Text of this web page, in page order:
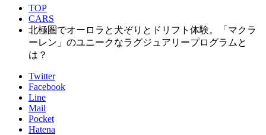
TOP
CARS
北極圏でオーロラと犬ぞりとドリフト体験。「マクラ
ーレン」のユニークなラグジュアリープログラムと
は？
Twitter
Facebook
Line
Mail
Pocket
Hatena